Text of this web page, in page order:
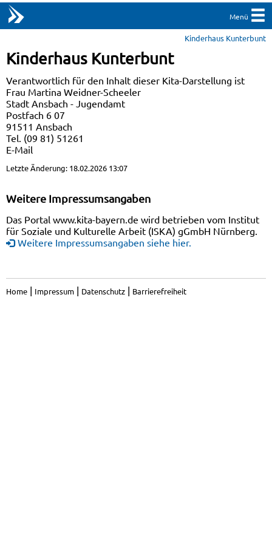
Menü
Kinderhaus Kunterbunt
Kinderhaus Kunterbunt
Verantwortlich für den Inhalt dieser Kita-Darstellung ist
Frau Martina Weidner-Scheeler
Stadt Ansbach - Jugendamt
Postfach 6 07
91511 Ansbach
Tel. (09 81) 51261
E-Mail
Letzte Änderung: 18.02.2026 13:07
Weitere Impressumsangaben
Das Portal www.kita-bayern.de wird betrieben vom Institut
für Soziale und Kulturelle Arbeit (ISKA) gGmbH Nürnberg.
Weitere Impressumsangaben siehe hier.
Home | Impressum | Datenschutz | Barrierefreiheit